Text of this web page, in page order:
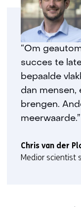
“Om
succes te
bepaalde
dan mensen,
brengen.
meerwaarde.”
Chris van der
Medior scientist